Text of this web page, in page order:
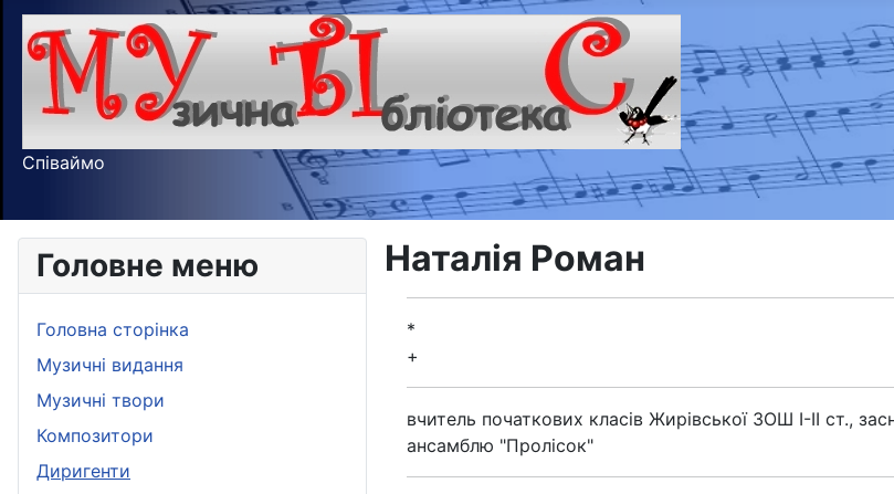
Співаймо
Головне меню
Головна сторінка
Музичні видання
Музичні твори
Композитори
Диригенти
Наталія Роман
*
+
вчитель початкових класiв Жирiвської ЗОШ І-ІІ ст.,
ансамблю "Пролiсок"